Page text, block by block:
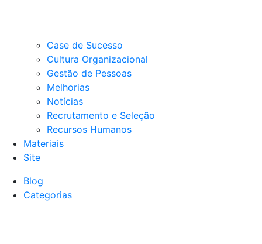
Case de Sucesso
Cultura Organizacional
Gestão de Pessoas
Melhorias
Notícias
Recrutamento e Seleção
Recursos Humanos
Materiais
Site
Blog
Categorias